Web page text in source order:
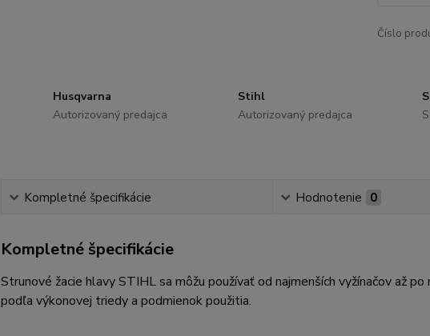
Číslo
Husqvarna
Autorizovaný predajca
Stihl
Autorizovaný predajca
Kompletné špecifikácie Hodnotenie 0
Kompletné špecifikácie
Strunové žacie hlavy STIHL sa môžu používať od najmenších vyžínačov až
podľa výkonovej triedy a podmienok použitia.